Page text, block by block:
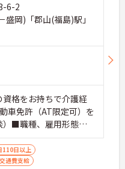
6-2
盛岡)「郡山(福島)駅」
格をお持ちで介護経
車免許（AT限定可）を
）■職種、雇用形態な
組成されるチームの
持ちの方■店長(飲食
設長経験ある方歓迎
110日以上
交通費支給